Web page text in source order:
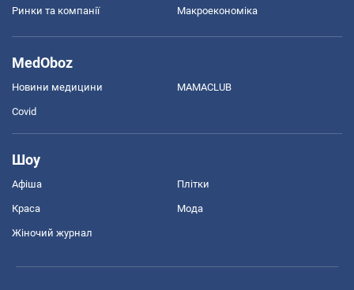
Ринки та компанії Макроекономіка
MedOboz
Новини медицини MAMACLUB
Covid
Шоу
Афіша Плітки
Краса Мода
Жіночий журнал